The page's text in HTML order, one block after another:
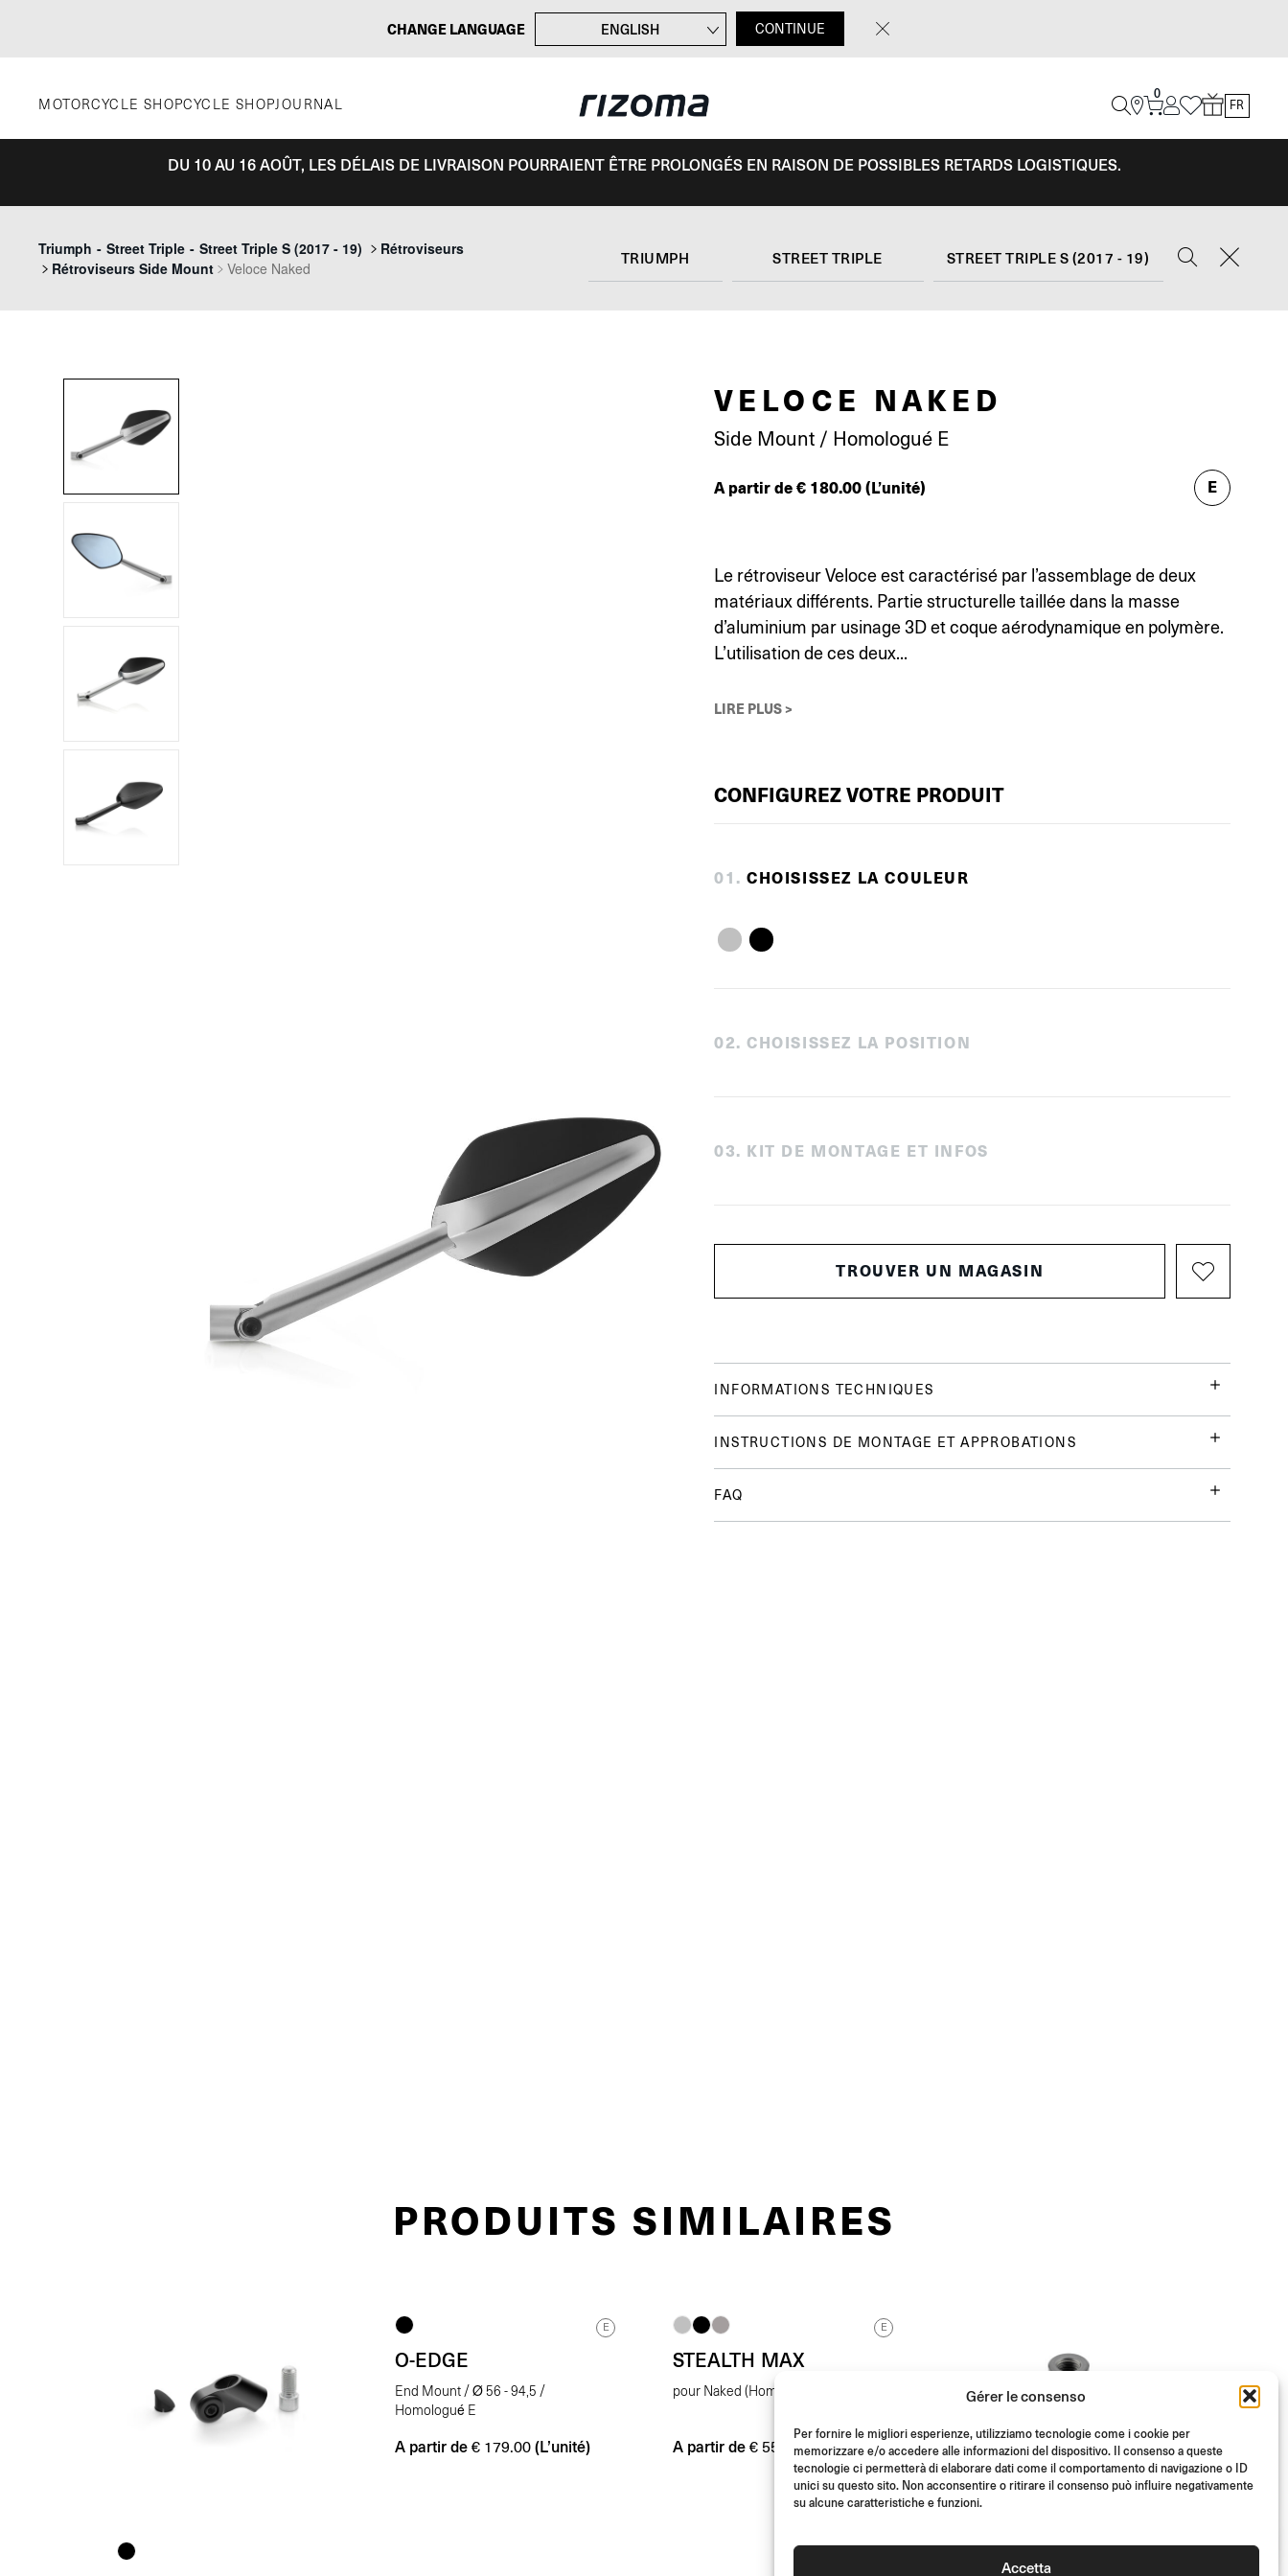
Gérer le consenso
Per fornire le migliori esperienze, utilizziamo tecnologie come i cookie per
memorizzare e/o accedere alle informazioni del dispositivo. Il consenso a queste
tecnologie ci permetterà di elaborare dati come il comportamento di navigazione o ID
unici su questo sito. Non acconsentire o ritirare il consenso può influire negativamente
su alcune caratteristiche e funzioni.
Accetta
CHANGE LANGUAGE
ENGLISH
ITALIANO
CONTINUE
MOTORCYCLE SHOPCYCLE SHOPJOURNAL
0
FR
DU 10 AU 16 AOÛT, LES DÉLAIS DE LIVRAISON POURRAIENT ÊTRE PROLONGÉS EN RAISON DE POSSIBLES RETARDS LOGISTIQUES.
Triumph - Street Triple - Street Triple S (2017 - 19)
Rétroviseurs
Rétroviseurs Side Mount
Veloce Naked
TRIUMPH STREET TRIPLE STREET TRIPLE S (2017 - 19)
VELOCE NAKED
Side Mount / Homologué E
A partir de€ 180.00(L’unité) E
Le rétroviseur Veloce est caractérisé par l’assemblage de deux
matériaux différents. Partie structurelle taillée dans la masse
d’aluminium par usinage 3D et coque aérodynamique en polymère.
L’utilisation de ces deux...
LIRE PLUS >
CONFIGUREZ VOTRE PRODUIT
01 . CHOISISSEZ LA COULEUR
02. CHOISISSEZ LA POSITION
03. KIT DE MONTAGE ET INFOS
TROUVER UN MAGASIN
INFORMATIONS TECHNIQUES
INSTRUCTIONS DE MONTAGE ET APPROBATIONS
FAQ
PRODUITS SIMILAIRES
E
O-EDGE
End Mount / Ø 56 - 94,5 /
Homologué E
A partir de € 179.00 (L’unité)
E
STEALTH MAX
pour Naked (Homologué E)
A partir de € 559.00 (Paire)